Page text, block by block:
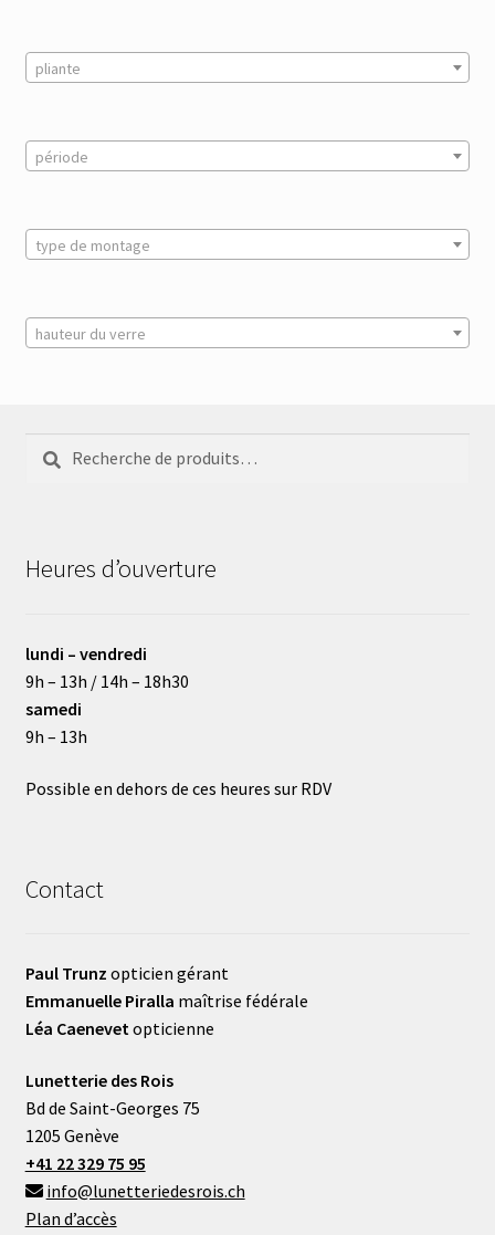
pliante
période
type de montage
hauteur du verre
Recherche
pour :
Recherche
Heures d’ouverture
lundi – vendredi
9h – 13h / 14h – 18h30
samedi
9h – 13h
Possible en dehors de ces heures sur RDV
Contact
Paul Trunz opticien gérant
Emmanuelle Piralla maîtrise fédérale
Léa Caenevet opticienne
Lunetterie des Rois
Bd de Saint-Georges 75
1205 Genève
+41 22 329 75 95
info@lunetteriedesrois.ch
Plan d’accès